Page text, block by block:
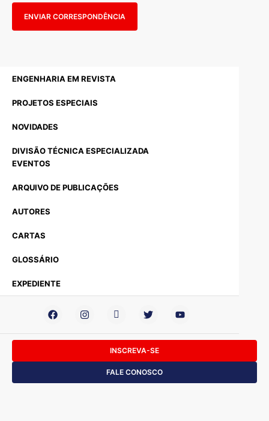
ENVIAR CORRESPONDÊNCIA
ENGENHARIA EM REVISTA
PROJETOS ESPECIAIS
NOVIDADES
DIVISÃO TÉCNICA ESPECIALIZADA
EVENTOS
ARQUIVO DE PUBLICAÇÕES
AUTORES
CARTAS
GLOSSÁRIO
EXPEDIENTE
INSCREVA-SE
FALE CONOSCO